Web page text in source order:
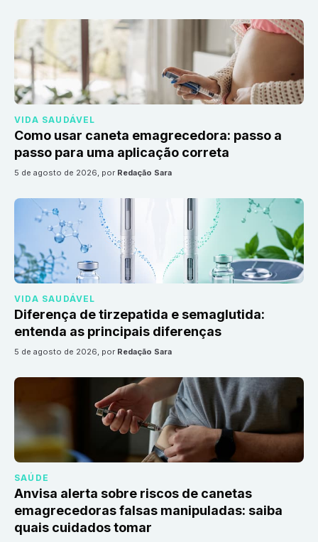
VIDA SAUDÁVEL
Como usar caneta emagrecedora: passo a
passo para uma aplicação correta
5 de agosto de 2026, por Redação Sara
VIDA SAUDÁVEL
Diferença de tirzepatida e semaglutida:
entenda as principais diferenças
5 de agosto de 2026, por Redação Sara
SAÚDE
Anvisa alerta sobre riscos de canetas
emagrecedoras falsas manipuladas: saiba
quais cuidados tomar